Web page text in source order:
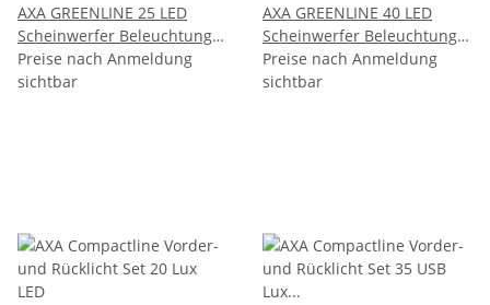
AXA GREENLINE 25 LED
Scheinwerfer Beleuchtung -
Vorne & hinten - 25 LUX -
StVZO
Preise nach Anmeldung
sichtbar
AXA GREENLINE 40 LED
Scheinwerfer Beleuchtung -
Vorne & hinten - 40 LUX -
StVZO
Preise nach Anmeldung
sichtbar